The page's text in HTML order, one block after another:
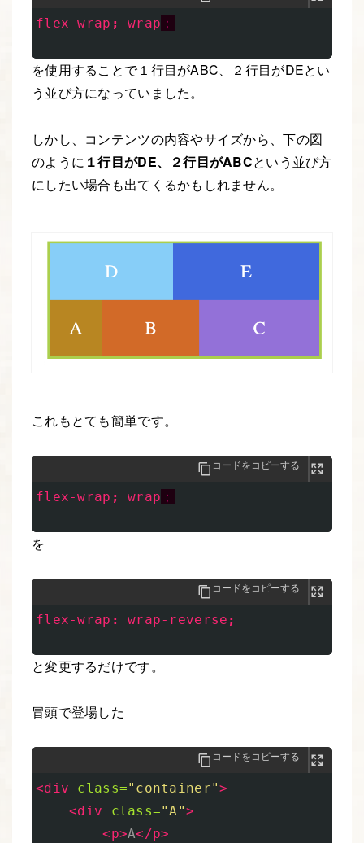
flex-wrap ; wrap ；
を使用することで１行目がABC、２行目がDEとい
う並び方になっていました。
しかし、コンテンツの内容やサイズから、下の図
のように １行目がDE、２行目がABCという並び方
にしたい場合も出てくるかもしれません。
これもとても簡単です。
コードをコピーする
flex-wrap ; wrap ；
を
コードをコピーする
flex-wrap : wrap-reverse ;
と変更するだけです。
冒頭で登場した
コードをコピーする
<div class="container">
<div
class="A">
<p>A</p>